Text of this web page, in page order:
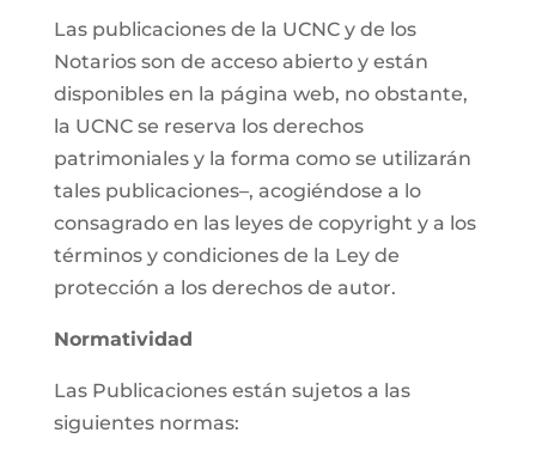
Las publicaciones de la UCNC y de los
Notarios son de acceso abierto y están
disponibles en la página web, no obstante,
la UCNC se reserva los derechos
patrimoniales y la forma como se utilizarán
tales publicaciones–, acogiéndose a lo
consagrado en las leyes de copyright y a los
términos y condiciones de la Ley de
protección a los derechos de autor.
Normatividad
Las Publicaciones están sujetos a las
siguientes normas: